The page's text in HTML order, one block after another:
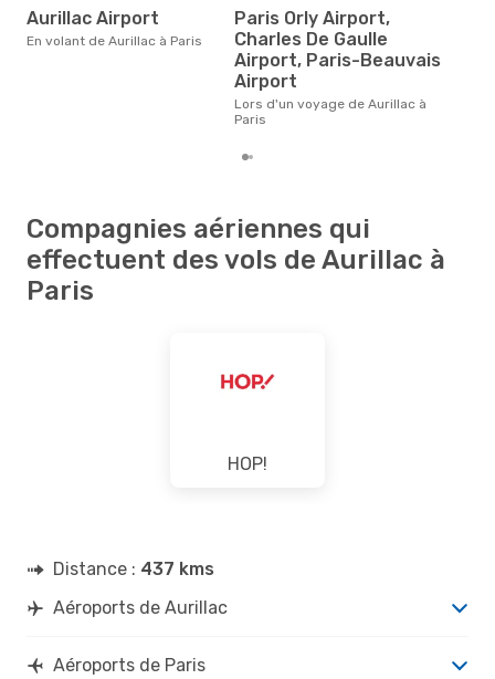
Aurillac Airport
En volant de Aurillac à Paris
Paris Orly Airport,
Charles De Gaulle
Airport, Paris-Beauvais
Airport
Lors d'un voyage de Aurillac à
Paris
Compagnies aériennes qui
effectuent des vols de Aurillac à
Paris
HOP!
Distance : 437 kms
Aéroports de Aurillac
Aéroports de Paris